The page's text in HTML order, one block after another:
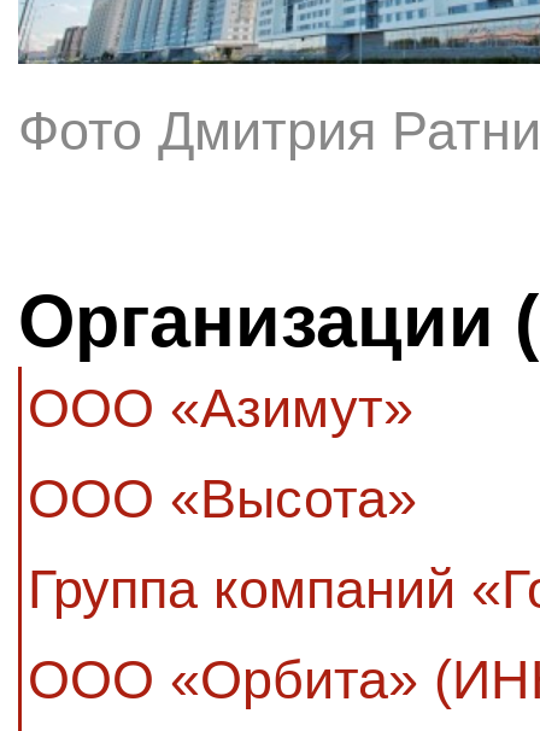
Фото Дмитрия
Организации
ООО «Азимут»
ООО «Высота»
Группа компаний
ООО «Орбита»